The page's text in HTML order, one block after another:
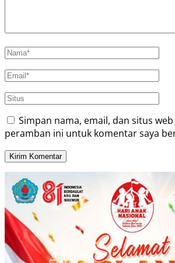
Simpan nama, email, dan situs
peramban ini untuk komentar saya